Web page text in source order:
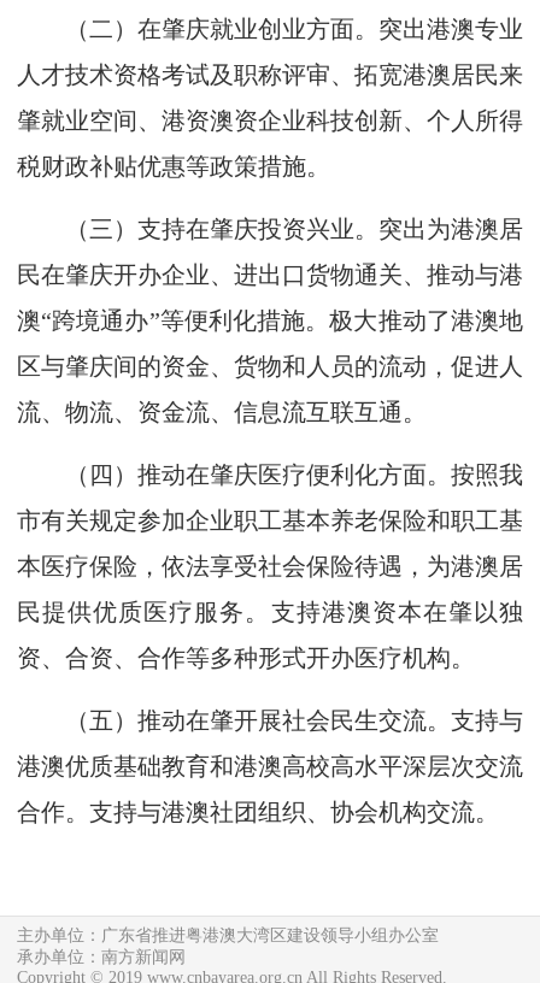
（二）在肇庆就业创业方面。突出港澳专业
人才技术资格考试及职称评审、拓宽港澳居民来
肇就业空间、港资澳资企业科技创新、个人所得
税财政补贴优惠等政策措施。
（三）支持在肇庆投资兴业。突出为港澳居
民在肇庆开办企业、进出口货物通关、推动与港
澳“跨境通办”等便利化措施。极大推动了港澳地
区与肇庆间的资金、货物和人员的流动，促进人
流、物流、资金流、信息流互联互通。
（四）推动在肇庆医疗便利化方面。按照我
市有关规定参加企业职工基本养老保险和职工基
本医疗保险，依法享受社会保险待遇，为港澳居
民提供优质医疗服务。支持港澳资本在肇以独
资、合资、合作等多种形式开办医疗机构。
（五）推动在肇开展社会民生交流。支持与
港澳优质基础教育和港澳高校高水平深层次交流
合作。支持与港澳社团组织、协会机构交流。
主办单位：广东省推进粤港澳大湾区建设领导小组办公室
承办单位：南方新闻网
Copyright © 2019 www.cnbayarea.org.cn All Rights Reserved.